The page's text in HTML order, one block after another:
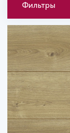
Фильтры